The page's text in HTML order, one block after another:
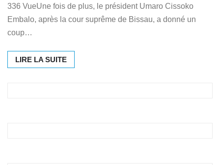
336 VueUne fois de plus, le président Umaro Cissoko
Embalo, après la cour suprême de Bissau, a donné un
coup…
LIRE LA SUITE